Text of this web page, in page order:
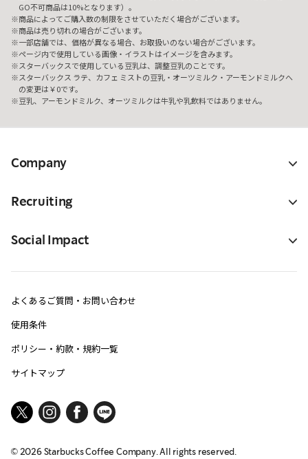
GO不可商品は10%となります）。
商品によってご購入数の制限をさせていただく場合がございます。
商品は売り切れの場合がございます。
一部店舗では、価格が異なる場合、お取扱いのない場合がございます。
ページ内で使用している画像・イラストはイメージを含みます。
スターバックスで使用している豆乳は、調整豆乳のことです。
スターバックス ラテ、カフェ ミストの豆乳・オーツミルク・アーモンドミルクへ
の変更は￥0です。
豆乳、アーモンドミルク、オーツミルクは牛乳や乳飲料ではありません。
Company
Recruiting
Social Impact
よくあるご質問・お問い合わせ
使用条件
ポリシー・約款・規約一覧
サイトマップ
© 2026Starbucks Coffee Company. All rights reserved.